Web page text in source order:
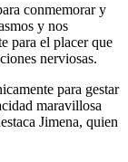
conmemorar y
y nos
para el placer que
nerviosas.
para gestar
maravillosa
Jimena, quien